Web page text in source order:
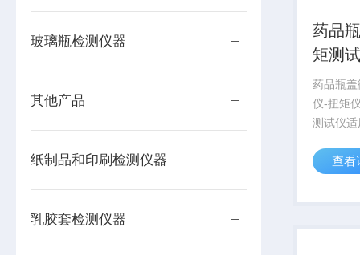
玻璃瓶检测仪器
其他产品
纸制品和印刷检测仪器
乳胶套检测仪器
药品
矩测
药品瓶
仪-扭矩
测试仪
品瓶盖
锁紧和
查看